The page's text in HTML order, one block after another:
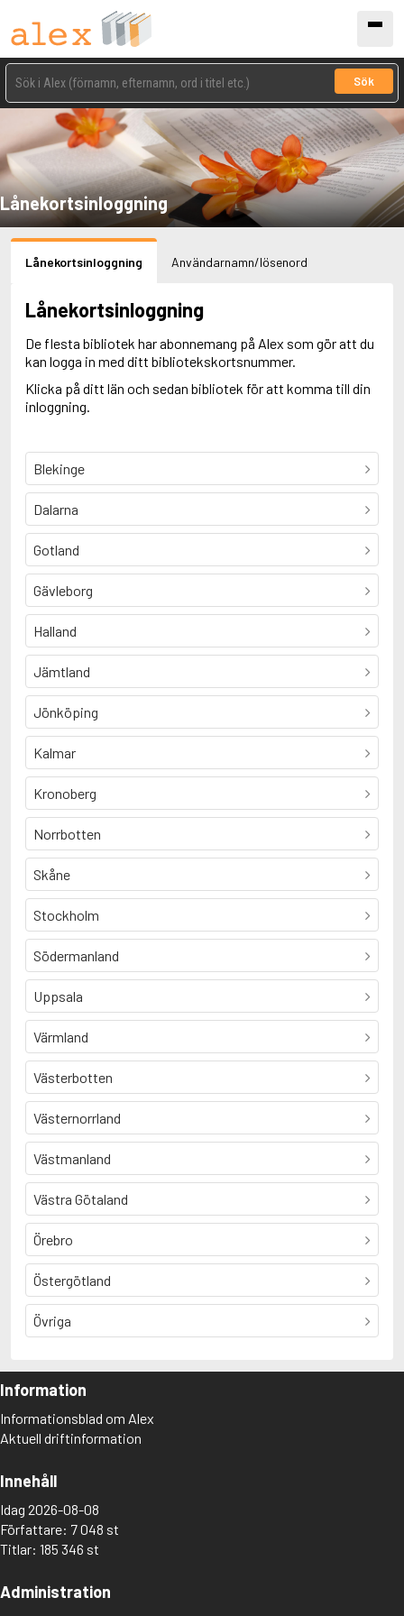
Sök
Lånekortsinloggning
Lånekortsinloggning Användarnamn/lösenord
Lånekortsinloggning
De flesta bibliotek har abonnemang på Alex som gör att du
kan logga in med ditt bibliotekskortsnummer.
Klicka på ditt län och sedan bibliotek för att komma till din
inloggning.
Blekinge
Dalarna
Gotland
Gävleborg
Halland
Jämtland
Jönköping
Kalmar
Kronoberg
Norrbotten
Skåne
Stockholm
Södermanland
Uppsala
Värmland
Västerbotten
Västernorrland
Västmanland
Västra Götaland
Örebro
Östergötland
Övriga
Information
Informationsblad om Alex
Aktuell driftinformation
Innehåll
Idag 2026-08-08
Författare: 7 048 st
Titlar: 185 346 st
Administration